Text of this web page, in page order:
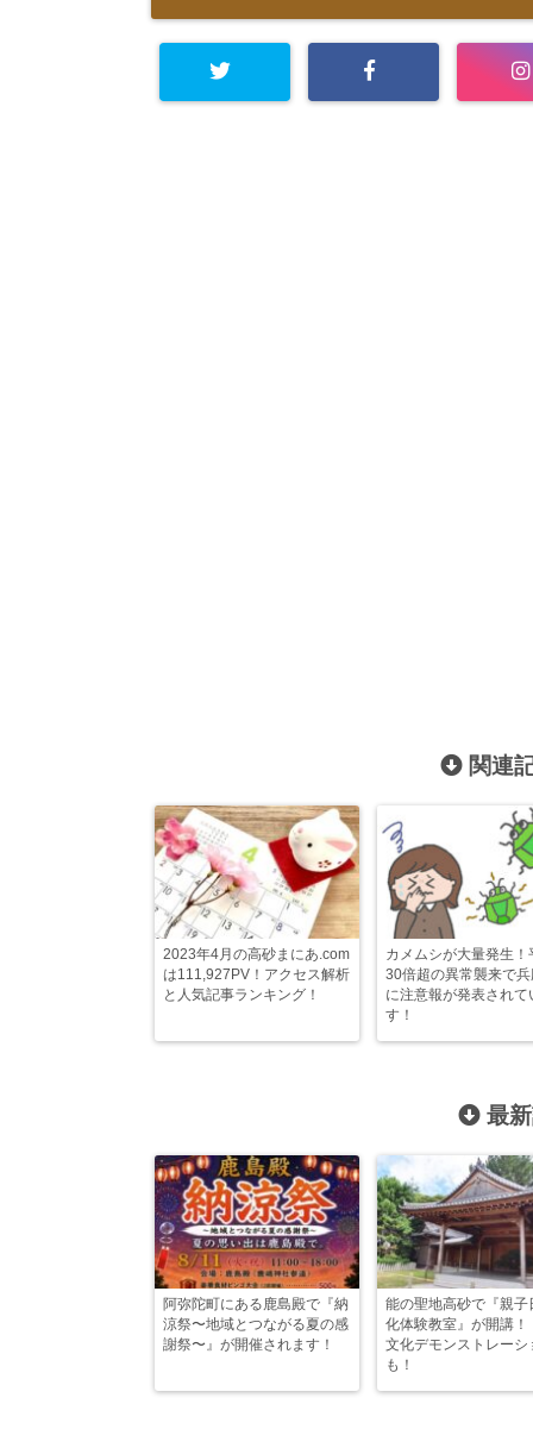
関連
2023年4月の高砂まにあ.com
は111,927PV！アクセス解析
と人気記事ランキング！
カメムシが大量発生！
30倍超の異常襲来で
に注意報が発表されて
す！
最
阿弥陀町にある鹿島殿で『納
涼祭〜地域とつながる夏の感
謝祭〜』が開催されます！
能の聖地高砂で『親子
化体験教室』が開講！
文化デモンストレーシ
も！